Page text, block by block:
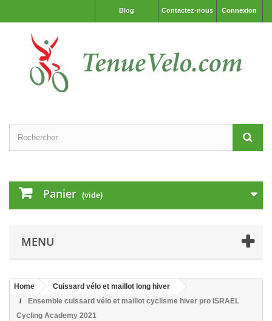
Connexion
Contactez-nous
Blog
Panier (vide)
MENU
Home
Cuissard vélo et maillot long hiver
Ensemble cuissard vélo et maillot cyclisme hiver pro ISRAEL
Cycling Academy 2021